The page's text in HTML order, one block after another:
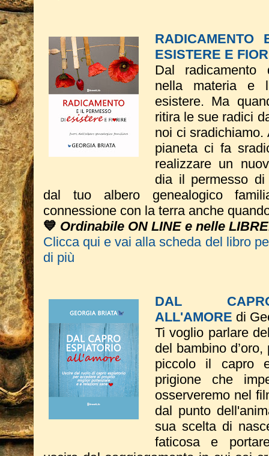
ESISTERE E
Dal radicamento
nella materia e
esistere. Ma
ritira le sue radici
noi ci
pianeta ci fa
realizzare un
dia il permesso
dal tuo albero genealogico
connessione con la terra anche
💙 Ordinabile ON LINE e nelle
Clicca qui e vai alla scheda del libro
di più
DAL
ALL'AMORE di
Ti voglio parlare
del bambino
piccolo il capro
prigione che
osserveremo nel
dal punto
sua scelta di
faticosa e